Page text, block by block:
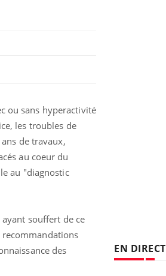
ou sans hyperactivité
les troubles de
de travaux,
au coeur du
au "diagnostic
ayant souffert de ce
des
EN DIRECT